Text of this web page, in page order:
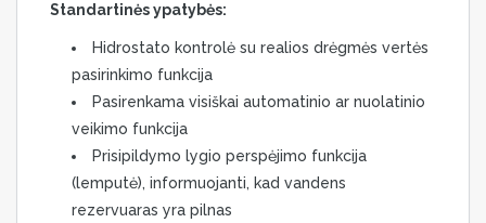
Standartinės ypatybės:
Hidrostato kontrolė su realios drėgmės vertės
pasirinkimo funkcija
Pasirenkama visiškai automatinio ar nuolatinio
veikimo funkcija
Prisipildymo lygio perspėjimo funkcija
(lemputė), informuojanti, kad vandens
rezervuaras yra pilnas